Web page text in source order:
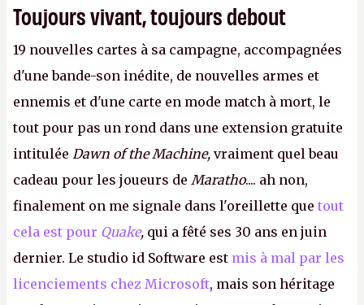
Toujours vivant, toujours debout
19 nouvelles cartes à sa campagne, accompagnées
d'une bande-son inédite, de nouvelles armes et
ennemis et d'une carte en mode match à mort, le
tout pour pas un rond dans une extension gratuite
intitulée Dawn of the Machine, vraiment quel beau
cadeau pour les joueurs de Maratho.... ah non,
finalement on me signale dans l'oreillette que tout
cela est pour Quake, qui a fêté ses 30 ans en juin
dernier. Le studio id Software est mis à mal par les
licenciements chez Microsoft, mais son héritage